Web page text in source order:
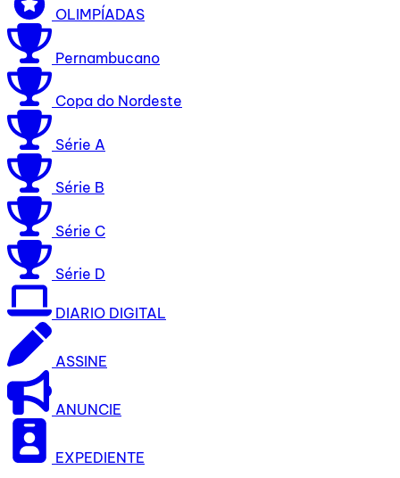
OLIMPÍADAS
Pernambucano
Copa do Nordeste
Série A
Série B
Série C
Série D
DIARIO DIGITAL
ASSINE
ANUNCIE
EXPEDIENTE